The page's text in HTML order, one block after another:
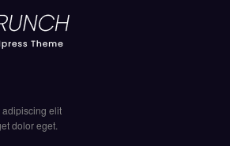
adipiscing elit
dolor eget.